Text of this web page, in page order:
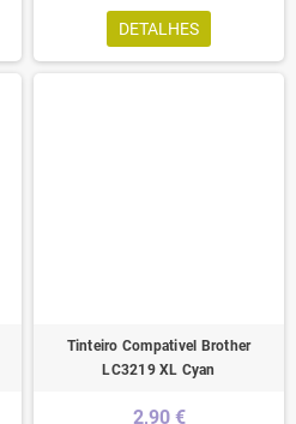
DETALHES
Tinteiro Compativel Brother
LC3219 XL Cyan
2,90 €